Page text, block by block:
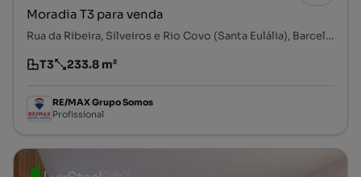
Moradia T3 para venda
Rua da Ribeira, Silveiros e Rio Covo (Santa Eulália), Barcelos, Braga
Tipologia
T3
Preço por metro quadrado
233.8 m²
RE/MAX Grupo Somos
Profissional